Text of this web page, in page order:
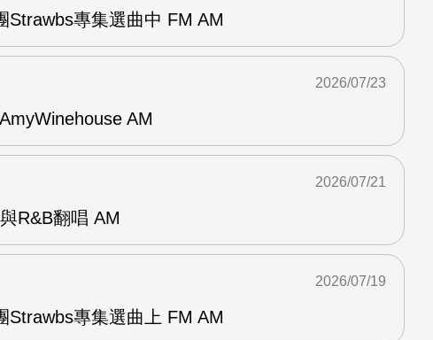
Strawbs專集選曲中 FM AM
AM
2026/07/23
R&B翻唱 AM
2026/07/21
Strawbs專集選曲上 FM AM
2026/07/19